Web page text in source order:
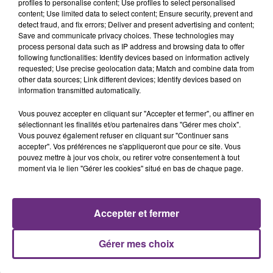
11h37
LA CENTRALE NUCLÉAIRE DE CHOOZ
TOUJOURS À L'ARRÊT
Cela fait déjà une semaine que la centrale
nucléaire ardennaise est à l'arrêt. Une situation
justifiée par la sécheresse intense qui est toujours
présente.
SES PORTES
C'était l'une des institutions du centre-ville
rémois. Le magasin JouéClub est contraint de
fermer ses portes.
TITRES DIFFUSÉS
content; Use limited data to select content; Ensure security, prevent and
detect fraud, and fix errors; Deliver and present advertising and content;
Save and communicate privacy choices. These technologies may
process personal data such as IP address and browsing data to offer
following functionalities: Identify devices based on information actively
requested; Use precise geolocation data; Match and combine data from
other data sources; Link different devices; Identify devices based on
information transmitted automatically.
Vous pouvez accepter en cliquant sur "Accepter et fermer", ou affiner en
sélectionnant les finalités et/ou partenaires dans "Gérer mes choix".
Vous pouvez également refuser en cliquant sur "Continuer sans
accepter". Vos préférences ne s'appliqueront que pour ce site. Vous
pouvez mettre à jour vos choix, ou retirer votre consentement à tout
moment via le lien "Gérer les cookies" situé en bas de chaque page.
Gérer mes choix
Accepter et fermer